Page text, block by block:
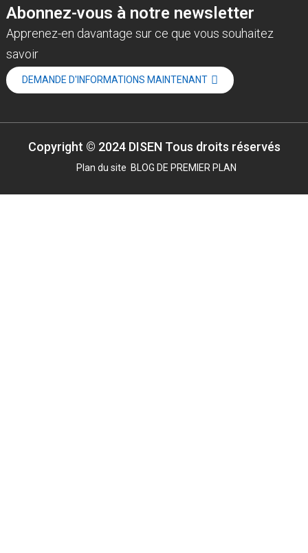
Abonnez-vous à notre newsletter
Apprenez-en davantage sur ce que vous souhaitez
savoir
DEMANDE D'INFORMATIONS MAINTENANT
Copyright © 2024 DISEN Tous droits réservés
Plan du site BLOG DE PREMIER PLAN